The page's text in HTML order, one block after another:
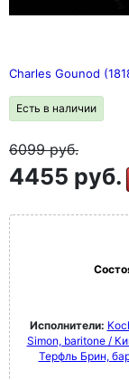
Charles Gounod
Есть в наличии
6099руб.
4455 руб.
Исполнители:
Simon, baritone /
Терфль Брин,